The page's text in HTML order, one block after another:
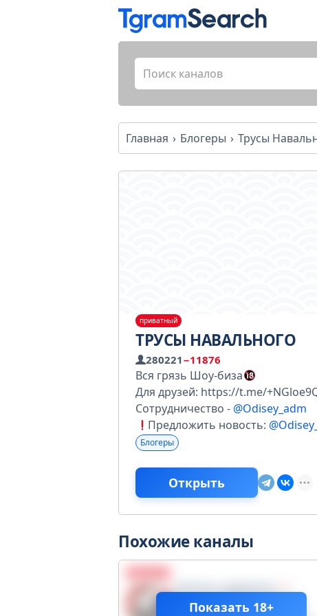
Главная Блогеры Трусы
приватный
ТРУСЫ НАВАЛЬНОГО
280221−11876
Вся грязь Шоу-биза
Для друзей: https://t.me/
Сотрудничество - @Odisey_adm
Предложить новость:
Блогеры
Открыть
Похожие каналы
ЛИЧКА АДМИНА
243638+18840
Показать 18+